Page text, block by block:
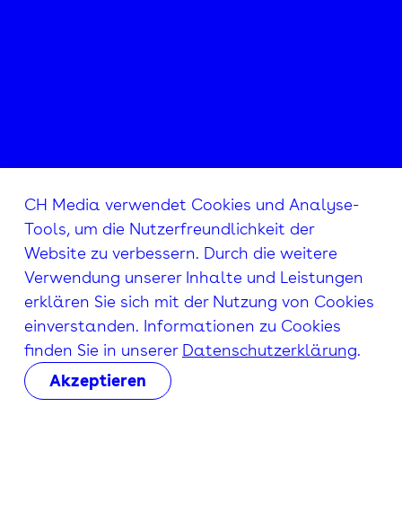
CH Media verwendet Cookies und Analyse-
Tools, um die Nutzerfreundlichkeit der
Website zu verbessern. Durch die weitere
Verwendung unserer Inhalte und Leistungen
erklären Sie sich mit der Nutzung von Cookies
einverstanden. Informationen zu Cookies
finden Sie in unserer Datenschutzerklärung.
Akzeptieren